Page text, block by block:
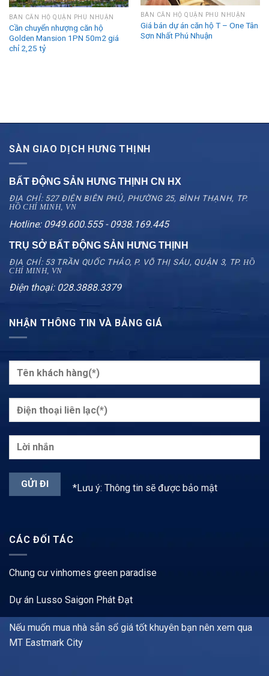
BÁN CĂN HỘ QUẬN PHÚ NHUẬN
Cần chuyển nhượng căn hộ
Golden Mansion 1PN 50m2 giá
chỉ 2,25 tỷ
BÁN CĂN HỘ QUẬN PHÚ NHUẬN
Giá bán dự án căn hộ T – One Tân
Sơn Nhất Phú Nhuận
SÀN GIAO DỊCH HƯNG THỊNH
BẤT ĐỘNG SẢN HƯNG THỊNH CN HX
ĐỊA CHỈ: 527 ĐIỆN BIÊN PHỦ, PHƯỜNG 25, BÌNH THẠNH, TP.
HỒ CHÍ MINH, VN
Hotline: 0949.600.555 - 0938.169.445
TRỤ SỞ BẤT ĐỘNG SẢN HƯNG THỊNH
ĐỊA CHỈ: 53 TRẦN QUỐC THẢO, P. VÕ THỊ SÁU, QUẬN 3, TP. HỒ
CHÍ MINH, VN
Điện thoại: 028.3888.3379
NHẬN THÔNG TIN VÀ BẢNG GIÁ
*Lưu ý: Thông tin sẽ được bảo mật
CÁC ĐỐI TÁC
Chung cư vinhomes green paradise
Dự án Lusso Saigon Phát Đạt
Nếu muốn mua nhà sẵn sổ giá tốt khuyên bạn nên xem qua
MT Eastmark City